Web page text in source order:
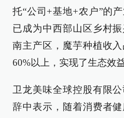
托“公司+基地+农户”的
已成为中西部山区乡村
南主产区，魔芋种植收
60%以上，实现了生态效
卫龙美味全球控股有限
辞中表示，随着消费者